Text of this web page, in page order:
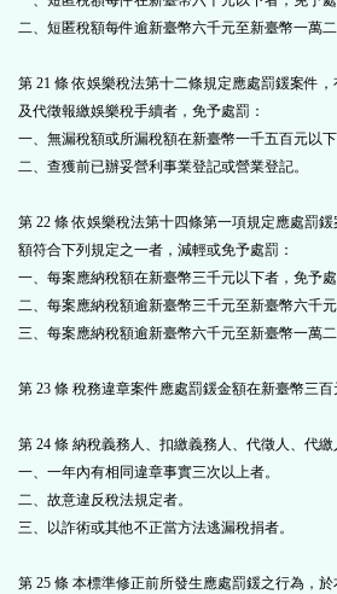
二、短匿稅額每件逾新臺幣六千元至新臺幣一萬
第 21 條 依娛樂稅法第十二條規定應處罰鍰案件
及代徵報繳娛樂稅手續者，免予處罰：
一、無漏稅額或所漏稅額在新臺幣一千五百元以下
二、查獲前已辦妥營利事業登記或營業登記。
第 22 條 依娛樂稅法第十四條第一項規定應處罰
額符合下列規定之一者，減輕或免予處罰：
一、每案應納稅額在新臺幣三千元以下者，免予處
二、每案應納稅額逾新臺幣三千元至新臺幣六千
三、每案應納稅額逾新臺幣六千元至新臺幣一萬
第 23 條 稅務違章案件應處罰鍰金額在新臺幣三百
第 24 條 納稅義務人、扣繳義務人、代徵人、代
一、一年內有相同違章事實三次以上者。
二、故意違反稅法規定者。
三、以詐術或其他不正當方法逃漏稅捐者。
第 25 條 本標準修正前所發生應處罰鍰之行為，